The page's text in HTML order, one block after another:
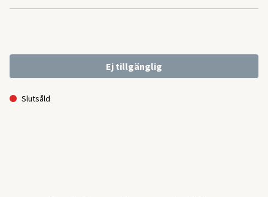
Ej tillgänglig
Slutsåld